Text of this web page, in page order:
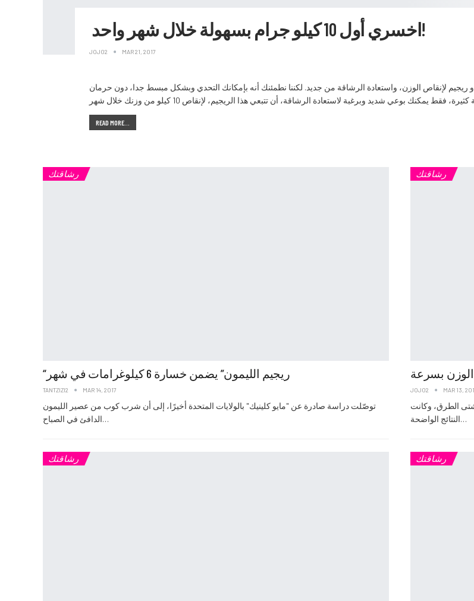
اخسري أول 10 كيلو جرام بسهولة خلال شهر واحد!
JOJO2 MAR 21, 2017
عند اتباع نظام غذائي أو ريجيم لإنقاص الوزن، واستعادة الرشاقة من جديد. لكننا نطمئنك أنه بإمكانك التحدي وبشكل مبسط جدا، دون حرمان
READ MORE...
رشاقتك
“ريجيم الليمون” يضمن خسارة 6 كيلوغرامات في شهر
TANTZIZI2 MAR 14, 2017
توصّلت دراسة صادرة عن "مايو كلينيك" بالولايات المتحدة أخيرًا، إلى أن شرب كوب من عصير الليمون
الدافئ في الصباح…
رشاقتك
بسرعة
JOJO2 MAR 13,
الطرق، وكانت
النتائج الواضحة…
رشاقتك رشاقتك